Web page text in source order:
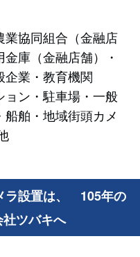
業協同組合（金融店
庫（金融店舗）・
企業・教育機関
ョン・駐車場・一般
舶・地域街頭カメ
ラ設置は、 105年の
ツバキへ